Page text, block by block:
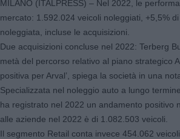
MILANO (ITALPRESS) – Nel 2022, le
mercato: 1.592.024 veicoli noleggiati, +5,5%
noleggiata, incluse le acquisizioni.
Due acquisizioni concluse nel 2022: Terberg
metà del percorso relativo al piano strategico
positiva per Arval’, spiega la società in una
Specializzata nel noleggio auto a lungo
ha registrato nel 2022 un andamento positivo
alle aziende nel 2022 è di 1.082.503 veicoli.
Il segmento Retail conta invece 454.062